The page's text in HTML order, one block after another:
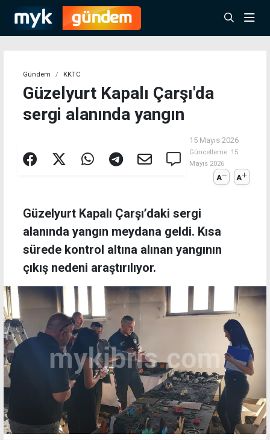
Gündem KKTC
Güzelyurt Kapalı Çarşı'da
sergi alanında yangın
15 Mayıs 2026
Güncelleme: 15
Mayıs 2026
A A
Güzelyurt Kapalı Çarşı’daki sergi
alanında yangın meydana geldi. Kısa
sürede kontrol altına alınan yangının
çıkış nedeni araştırılıyor.